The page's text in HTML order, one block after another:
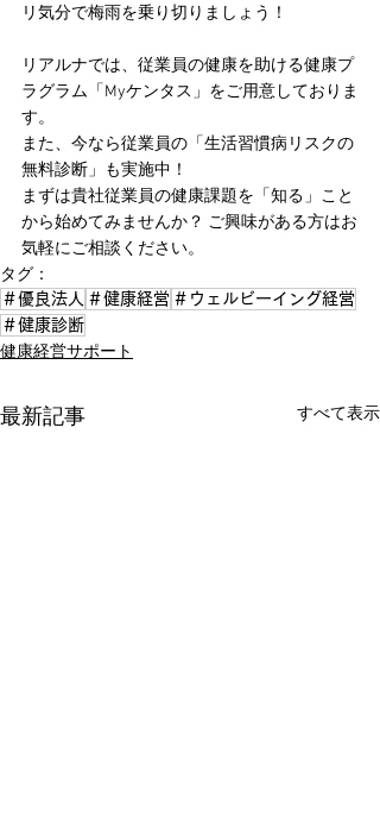
リ気分で梅雨を乗り切りましょう！
リアルナでは、従業員の健康を助ける健康プ
ラグラム「Myケンタス」をご用意しておりま
す。
また、今なら従業員の「生活習慣病リスクの
無料診断」も実施中！
まずは貴社従業員の健康課題を「知る」こと
から始めてみませんか？ ご興味がある方はお
気軽にご相談ください。
タグ：
＃優良法人 ＃健康経営 ＃ウェルビーイング経営
＃健康診断
健康経営サポート
最新記事 すべて表示